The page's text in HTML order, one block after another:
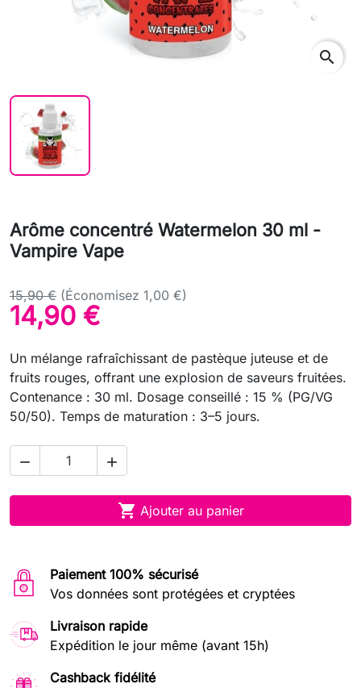
search
Arôme concentré Watermelon 30 ml -
Vampire Vape
15,90 € (Économisez 1,00 €)
14,90 €
Un mélange rafraîchissant de pastèque juteuse et de
fruits rouges, offrant une explosion de saveurs fruitées.
Contenance : 30 ml. Dosage conseillé : 15 % (PG/VG
50/50). Temps de maturation : 3–5 jours.
 
 Ajouter au panier
Paiement 100% sécurisé
Vos données sont protégées et cryptées
Livraison rapide
Expédition le jour même (avant 15h)
Cashback fidélité